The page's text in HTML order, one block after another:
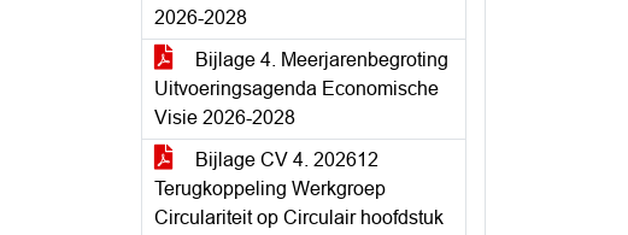
2026-2028
Bijlage 4. Meerjarenbegroting
Uitvoeringsagenda Economische
Visie 2026-2028
Bijlage CV 4. 202612
Terugkoppeling Werkgroep
Circulariteit op Circulair hoofdstuk